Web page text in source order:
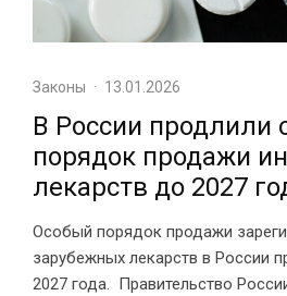
Законы · 13.01.2026
В России продлили
порядок продажи
лекарств до 2027
Особый порядок продажи
зарубежных лекарств в России
2027 года. Правительство